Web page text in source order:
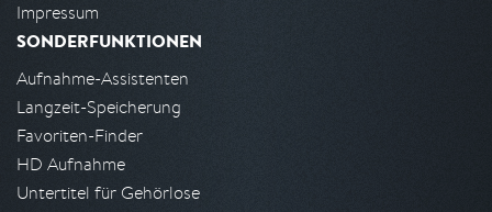
Impressum
SONDERFUNKTIONEN
Aufnahme-Assistenten
Langzeit-Speicherung
Favoriten-Finder
HD Aufnahme
Untertitel für Gehörlose